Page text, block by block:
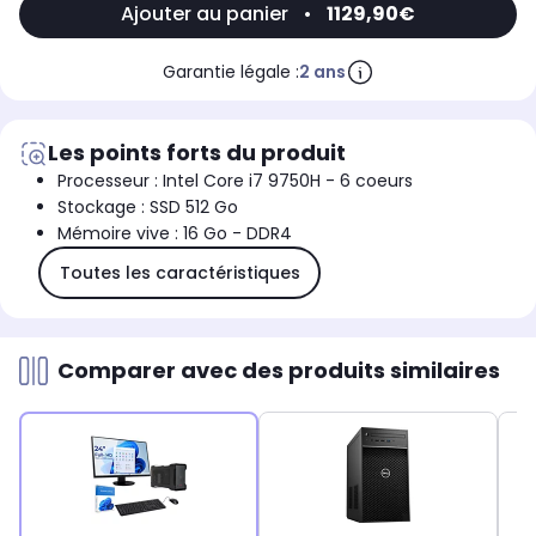
Ajouter au panier • 1129,90€
Garantie légale :2 ans
Les points forts du produit
Processeur : Intel Core i7 9750H - 6 coeurs
Stockage : SSD 512 Go
Mémoire vive : 16 Go - DDR4
Toutes les caractéristiques
Comparer avec des produits similaires